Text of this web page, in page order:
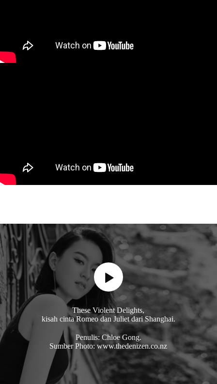
These Violent Delights,
kisah cinta Romeo dan Juliet dari Shanghai.
Penulis: Chloe Gong.
Sumber Photo: www.thedenizen.co.nz